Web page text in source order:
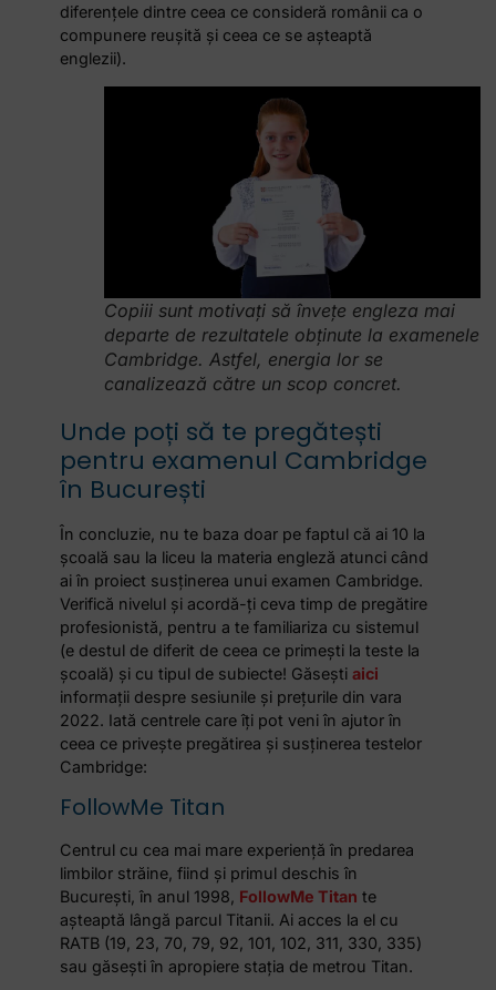
diferențele dintre ceea ce consideră românii ca o
compunere reușită și ceea ce se așteaptă
englezii).
Copiii sunt motivați să învețe engleza mai
departe de rezultatele obținute la examenele
Cambridge. Astfel, energia lor se
canalizează către un scop concret.
Unde poți să te pregătești
pentru examenul Cambridge
în București
În concluzie, nu te baza doar pe faptul că ai 10 la
școală sau la liceu la materia engleză atunci când
ai în proiect susținerea unui examen Cambridge.
Verifică nivelul și acordă-ți ceva timp de pregătire
profesionistă, pentru a te familiariza cu sistemul
(e destul de diferit de ceea ce primești la teste la
școală) și cu tipul de subiecte! Găseștiaici
informații despre sesiunile și prețurile din vara
2022. Iată centrele care îți pot veni în ajutor în
ceea ce privește pregătirea și susținerea testelor
Cambridge:
FollowMe Titan
Centrul cu cea mai mare experiență în predarea
limbilor străine, fiind și primul deschis în
București, în anul 1998, FollowMe Titan te
așteaptă lângă parcul Titanii. Ai acces la el cu
RATB (19, 23, 70, 79, 92, 101, 102, 311, 330, 335)
sau găsești în apropiere stația de metrou Titan.